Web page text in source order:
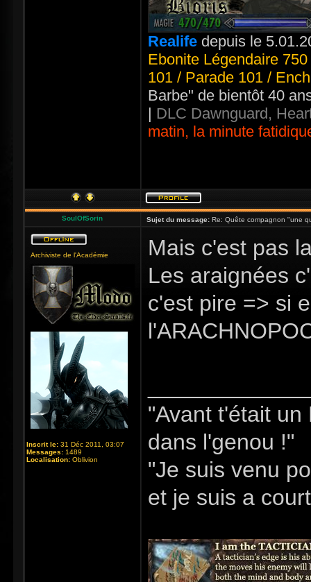
Realife depuis le
Ebonite Légendaire
101 / Parade 101 /
Barbe" de bientôt 40
| DLC Dawnguard,
matin, la minute
SoulOfSorin Sujet du message: Re: Quête compagnon "une
Archiviste de l'Académie
Inscrit le: 31 Déc 2011, 03:07
Messages: 1489
Localisation: Oblivion
Mais c'est pas
Les araignées
c'est pire => si
"Avant t'était
dans l'genou !"
"Je suis venu
et je suis a